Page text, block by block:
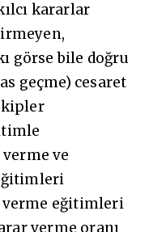
kararlar
görse bile doğru
geçme) cesaret
ve
verme eğitimleri
verme oranı